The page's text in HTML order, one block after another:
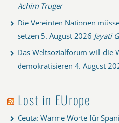
Achim Truger
Die Vereinten Nationen
setzen 5. August 2026 Jayati
Das Weltsozialforum will die
demokratisieren 4. August
Lost in EUrope
Ceuta: Warme Worte für